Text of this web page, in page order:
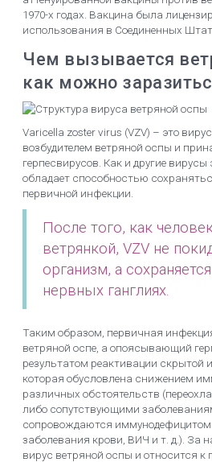
1970-х годах. Вакцина была
использования в Соединенных
Чем вызывается
как можно
Varicella zoster virus (VZV) – это
возбудителем ветряной оспы и
герпесвирусов. Как и другие вирусы
обладает способностью
первичной инфекции.
После того, как
ветрянкой, VZV не
организм, а
нервных ганглиях.
Таким образом, первичная
ветряной оспе, а опоясывающий
результатом реактивации скрытой
которая обусловлена снижением
различных обстоятельств
либо сопутствующими
сопровождаются иммунодефицитом
заболевания крови, ВИЧ и т. д.). За
вирус ветряной оспы и относится к